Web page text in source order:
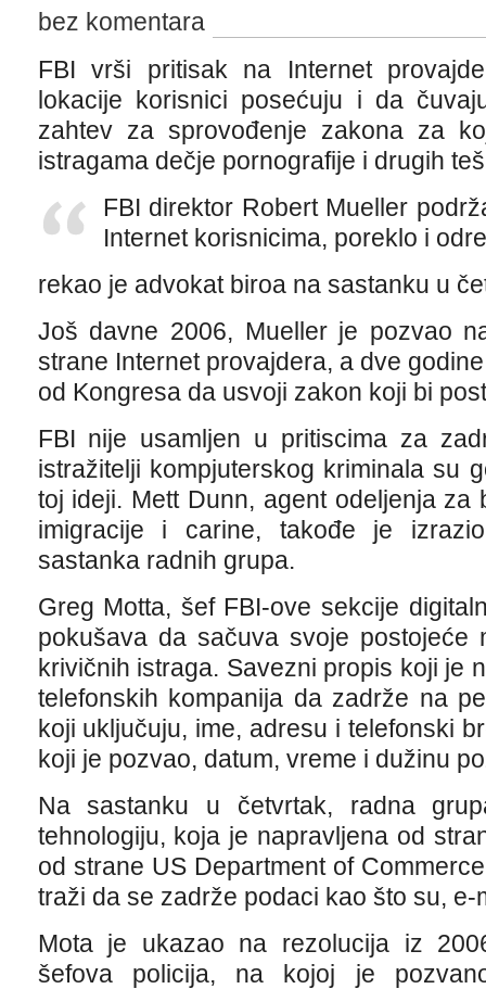
bez komentara
FBI vrši pritisak na Internet
lokacije korisnici posećuju i da
zahtev za sprovođenje zakona za
istragama dečje pornografije i drugih
FBI direktor Robert Mueller
Internet korisnicima, poreklo i
rekao je advokat biroa na sastanku u
Još davne 2006, Mueller je pozvao
strane Internet provajdera, a dve
od Kongresa da usvoji zakon koji bi
FBI nije usamljen u pritiscima za
istražitelji kompjuterskog kriminala su
toj ideji. Mett Dunn, agent odeljenja za
imigracije i carine, takođe je
sastanka radnih grupa.
Greg Motta, šef FBI-ove sekcije
pokušava da sačuva svoje postojeće
krivičnih istraga. Savezni propis koji je
telefonskih kompanija da zadrže na
koji uključuju, ime, adresu i telefonski
koji je pozvao, datum, vreme i dužinu
Na sastanku u četvrtak, radna
tehnologiju, koja je napravljena od
od strane US Department of
traži da se zadrže podaci kao što su, e-
Mota je ukazao na rezolucija iz
šefova policija, na kojoj je